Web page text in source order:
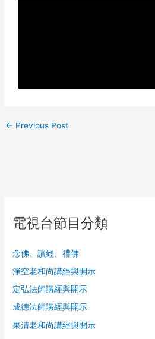
← Previous Post
電視台節目分類
念佛、讀經、禮佛
淨空老和尚講經與開示
定弘法師講經與開示
成德法師講經與開示
果清老和尚講經與開示